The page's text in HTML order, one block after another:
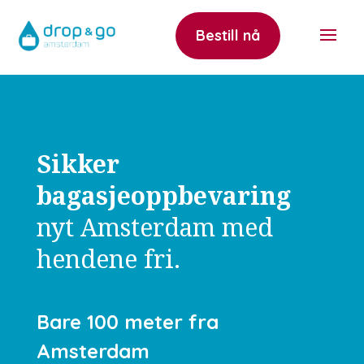
Bestill nå
Sikker
bagasjeoppbevaring
nyt Amsterdam med
hendene fri.
Bare 100 meter fra
Amsterdam